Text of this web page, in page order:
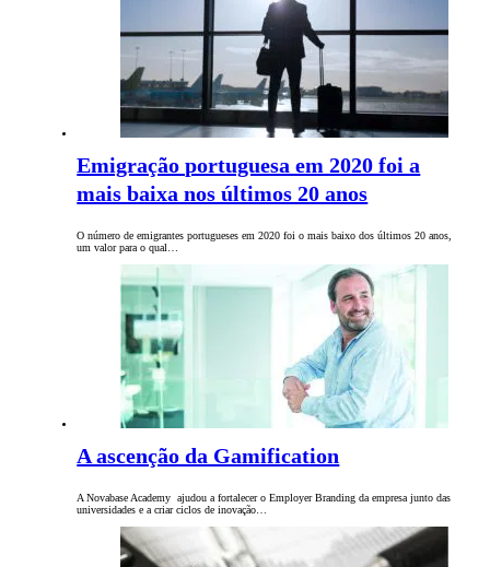
Emigração portuguesa em 2020 foi a
mais baixa nos últimos 20 anos
O número de emigrantes portugueses em 2020 foi o mais baixo dos últimos 20 anos,
um valor para o qual…
A ascenção da Gamification
A Novabase Academy ajudou a fortalecer o Employer Branding da empresa junto das
universidades e a criar ciclos de inovação…